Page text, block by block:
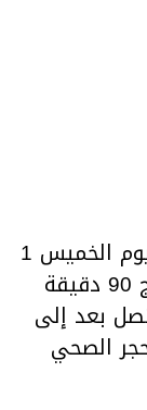
أكد والي تونس الشاذلي بوعلاق اليوم الخميس 1
أكتوبر 2020، خلال حضوره في برنامج 90 دقيقة
بعد إلى
الصحي